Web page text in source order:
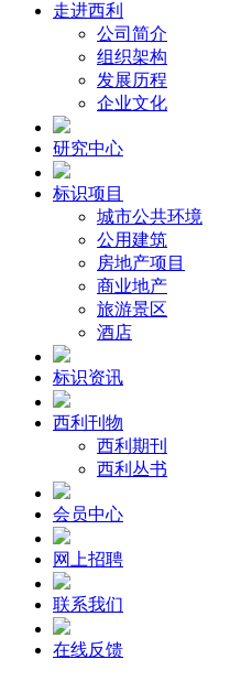
走进西利
公司简介
组织架构
发展历程
企业文化
研究中心
标识项目
城市公共环境
公用建筑
房地产项目
商业地产
旅游景区
酒店
标识资讯
西利刊物
西利期刊
西利丛书
会员中心
网上招聘
联系我们
在线反馈